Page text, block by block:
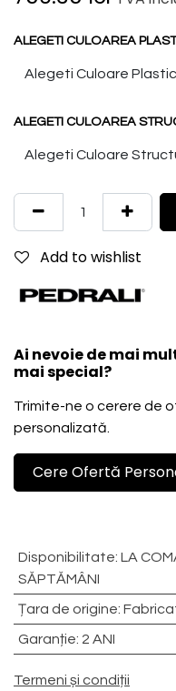
ALEGETI CULOAREA
ALEGETI CULOAREA
Add to wishlist
Ai nevoie de mai
mai special?
Trimite-ne o cerere de
personalizată.
Cere Ofertă
Disponibilitate: LA
SĂPTĂMÂNI
Țara de origine:
Garanție: 2 ANI
Termeni și condiții